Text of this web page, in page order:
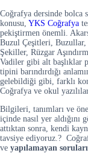
Coğrafya dersinde bolca
konusu, YKS Coğrafya
pekiştirmen önemli.
Buzul Çeşitleri, Buzullar,
Şekiller, Rüzgar
Vadiler gibi alt başlıklar
tipini barındırdığı
gelebildiği gibi, farklı
Coğrafya ve okul
Bilgileri, tanımları ve
içinde nasıl yer aldığını
attıktan sonra, kendi
tavsiye ediyoruz.?
ve yapılamayan